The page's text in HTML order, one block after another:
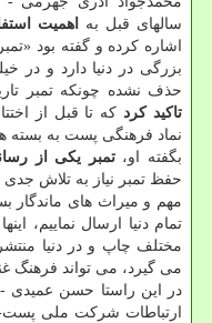
سالهای قبل به
اهمیت
اشاره کرده و گفته بود
بزرگی در دنیا دارد و در
حذف نشده چونکه تمبر
تاکید کردکه تا قبل از
نماد فرهنگی پست به بسته
بگفته او،تمبر یکی از
حفظ تمبر نیاز به تلاش جدی
مهم و میراث های ماندگار
تمام دنیا ارسال نماییم،
مختلف چاپ و در دنیا
می گیرد، می تواند فرهنگ
در این راستا حسن عمیدی -
ارتباطات شرکت ملی پست-